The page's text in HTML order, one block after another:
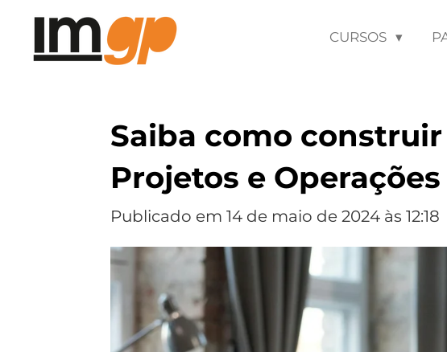
Salta
para
CURSOS
Saiba como
Projetos e Operações
Publicado em 14 de maio de 2024 às 12:18